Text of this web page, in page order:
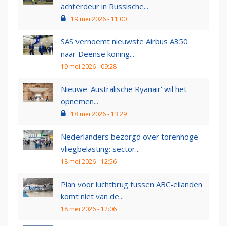
achterdeur in Russische...
19 mei 2026 - 11:00
SAS vernoemt nieuwste Airbus A350
naar Deense koning...
19 mei 2026 - 09:28
Nieuwe 'Australische Ryanair' wil het
opnemen...
18 mei 2026 - 13:29
Nederlanders bezorgd over torenhoge
vliegbelasting: sector...
18 mei 2026 - 12:56
Plan voor luchtbrug tussen ABC-eilanden
komt niet van de...
18 mei 2026 - 12:06